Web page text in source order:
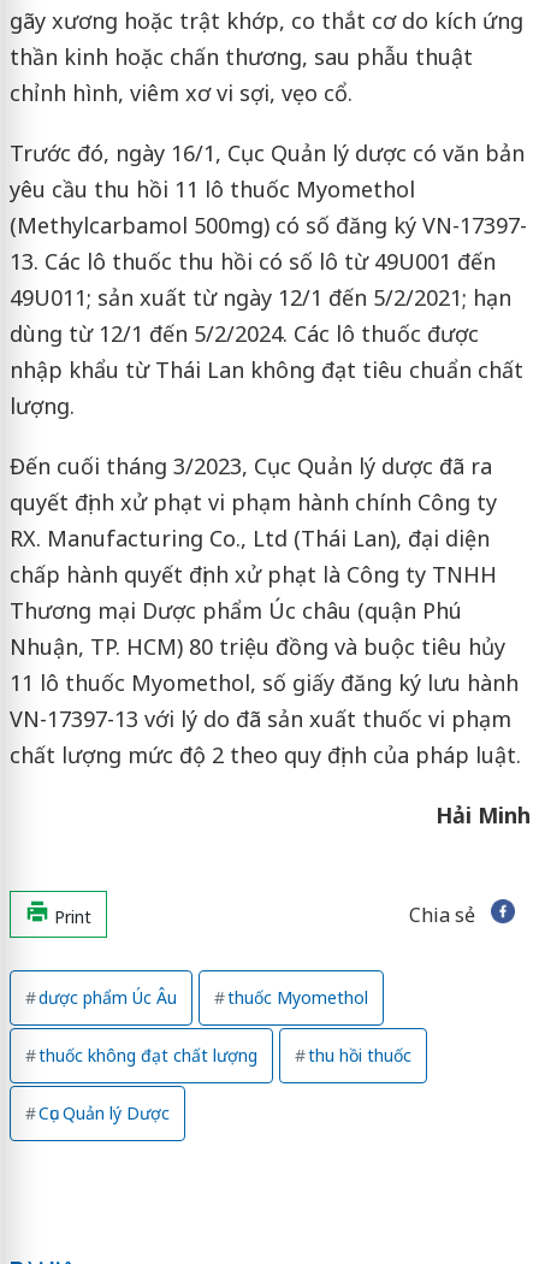
gãy xương hoặc trật khớp, co thắt cơ do kích ứng
thần kinh hoặc chấn thương, sau phẫu thuật
chỉnh hình, viêm xơ vi sợi, vẹo cổ.
Trước đó, ngày 16/1, Cục Quản lý dược có văn bản
yêu cầu thu hồi 11 lô thuốc Myomethol
(Methylcarbamol 500mg) có số đăng ký VN-17397-
13. Các lô thuốc thu hồi có số lô từ 49U001 đến
49U011; sản xuất từ ngày 12/1 đến 5/2/2021; hạn
dùng từ 12/1 đến 5/2/2024. Các lô thuốc được
nhập khẩu từ Thái Lan không đạt tiêu chuẩn chất
lượng.
Đến cuối tháng 3/2023, Cục Quản lý dược đã ra
quyết định xử phạt vi phạm hành chính Công ty
RX. Manufacturing Co., Ltd (Thái Lan), đại diện
chấp hành quyết định xử phạt là Công ty TNHH
Thương mại Dược phẩm Úc châu (quận Phú
Nhuận, TP. HCM) 80 triệu đồng và buộc tiêu hủy
11 lô thuốc Myomethol, số giấy đăng ký lưu hành
VN-17397-13 với lý do đã sản xuất thuốc vi phạm
chất lượng mức độ 2 theo quy định của pháp luật.
Hải Minh
Print Chia sẻ
dược phẩm Úc Âu thuốc Myomethol
thuốc không đạt chất lượng thu hồi thuốc
Cục Quản lý Dược